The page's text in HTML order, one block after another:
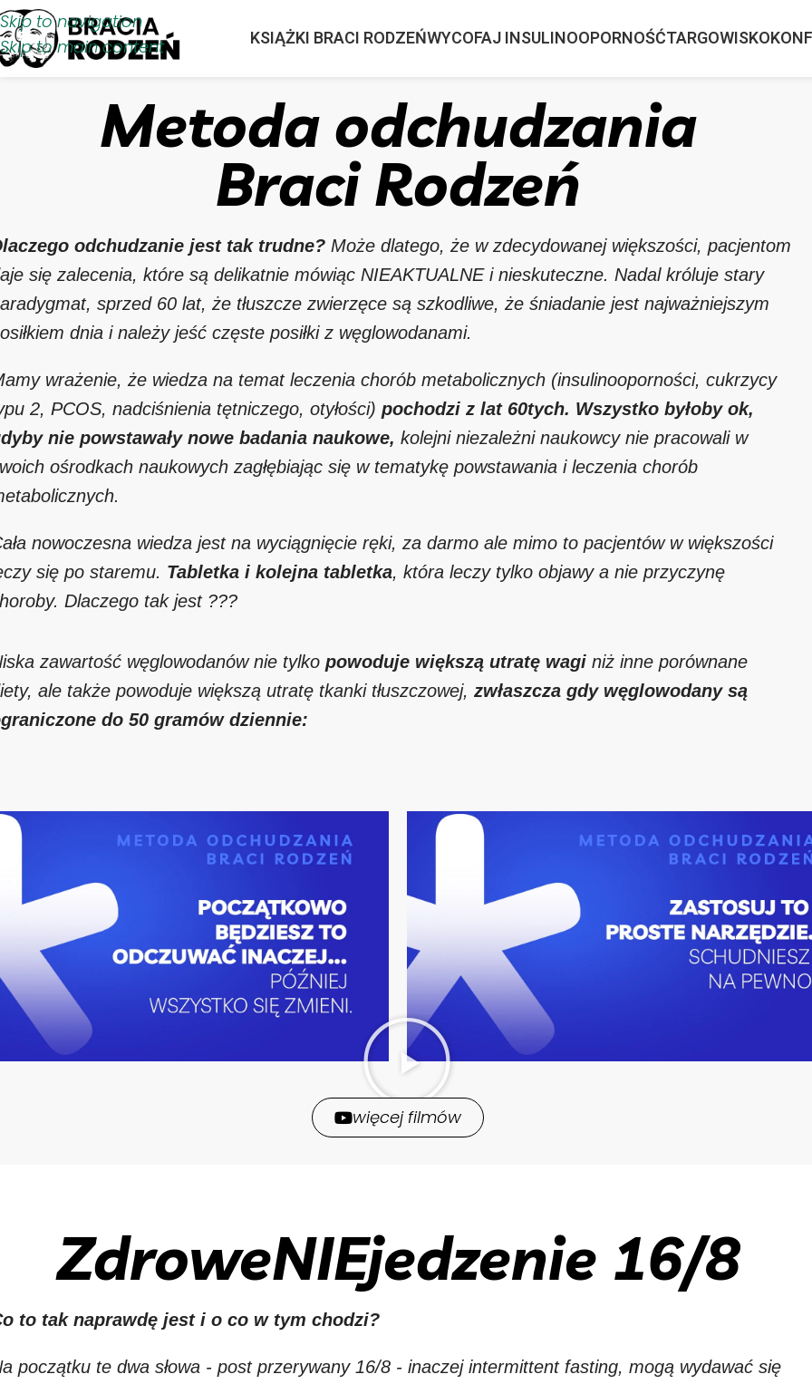
Skip to navigation
Skip to main content
KSIĄŻKI BRACI RODZEŃWYCOFAJ INSULINOOPORNOŚĆTARGOWISKO
Metoda odchudzania
Braci Rodzeń
odchudzanie jest tak trudne? Może dlatego, że w zdecydowanej większości, pacjentom
się zalecenia, które są delikatnie mówiąc NIEAKTUALNE i nieskuteczne. Nadal króluje stary
sprzed 60 lat, że tłuszcze zwierzęce są szkodliwe, że śniadanie jest najważniejszym
dnia i należy jeść częste posiłki z węglowodanami.
wrażenie, że wiedza na temat leczenia chorób metabolicznych (insulinooporności, cukrzycy
2, PCOS, nadciśnienia tętniczego, otyłości)pochodzi z lat 60tych. Wszystko byłoby ok,
nie powstawały nowe badania naukowe, kolejni niezależni naukowcy nie pracowali w
ośrodkach naukowych zagłębiając się w tematykę powstawania i leczenia chorób
nowoczesna wiedza jest na wyciągnięcie ręki, za darmo ale mimo to pacjentów w większości
się po staremu. Tabletka i kolejna tabletka, która leczy tylko objawy a nie przyczynę
Dlaczego tak jest ???
zawartość węglowodanów nie tylkopowoduje większą utratę wagi niż inne porównane
ale także powoduje większą utratę tkanki tłuszczowej,zwłaszcza gdy węglowodany są
do 50 gramów dziennie:
więcej filmów
ZdroweNIEjedzenie 16/8
to tak naprawdę jest i o co w tym chodzi?
początku te dwa słowa - post przerywany 16/8 - inaczej intermittent fasting, mogą wydawać się